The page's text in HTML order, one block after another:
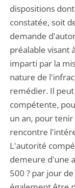
dispositions
constatée, soit
demande
préalable visant
imparti par la
nature de
remédier. Il
compétente,
un an, pour
rencontre
L'autorité
demeure d'une
500 ? par jour